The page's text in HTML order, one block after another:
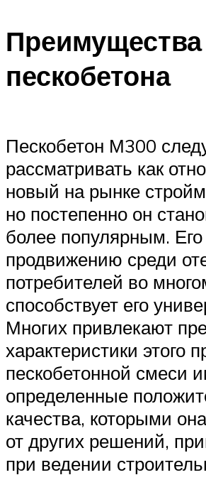
Преимущества
пескобетона
Пескобетон М300
рассматривать как
новый на рынке
но постепенно он
более популярным. Его
продвижению среди
потребителей во
способствует его
Многих привлекают
характеристики этого
пескобетонной смеси
определенные
качества, которыми
от других решений,
при ведении